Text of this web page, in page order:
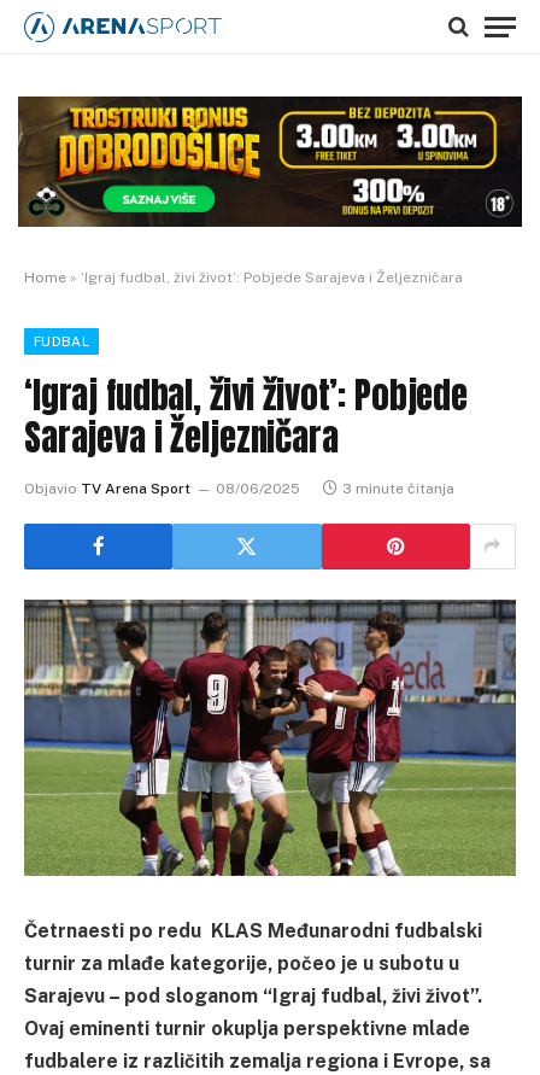
Home » ‘Igraj fudbal, živi život’: Pobjede Sarajeva i Željezničara
FUDBAL
‘Igraj fudbal, živi život’: Pobjede
Sarajeva i Željezničara
Objavio TV Arena Sport 08/06/2025 3 minute čitanja
Četrnaesti po redu KLAS Međunarodni fudbalski
turnir za mlađe kategorije, počeo je u subotu u
Sarajevu – pod sloganom “Igraj fudbal, živi život”.
Ovaj eminenti turnir okuplja perspektivne mlade
fudbalere iz različitih zemalja regiona i Evrope, sa